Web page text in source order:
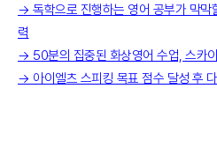
→ 독학으로 진행하는 영어 공부가 막막
력
→ 50분의 집중된 화상영어 수업, 스카
→ 아이엘츠 스피킹 목표 점수 달성 후